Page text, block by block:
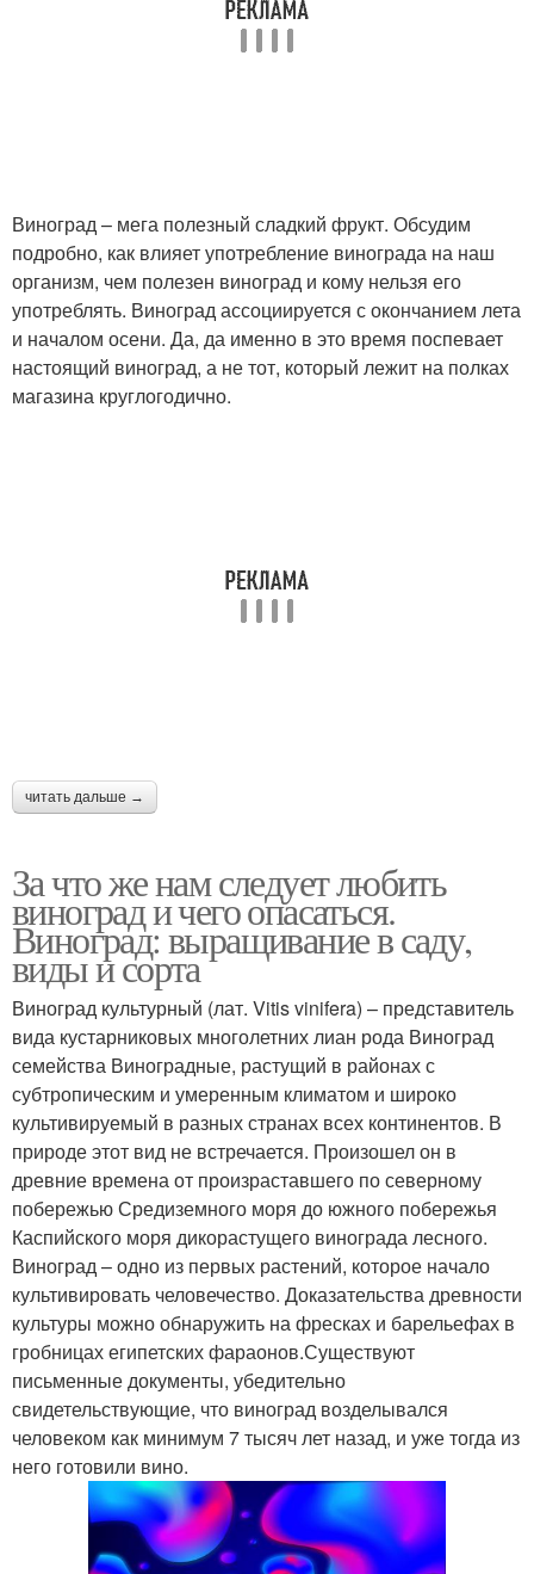
Виноград – мега полезный сладкий фрукт. Обсудим
подробно, как влияет употребление винограда на наш
организм, чем полезен виноград и кому нельзя его
употреблять. Виноград ассоциируется с окончанием лета
и началом осени. Да, да именно в это время поспевает
настоящий виноград, а не тот, который лежит на полках
магазина круглогодично.
читать дальше →
За что же нам следует любить
виноград и чего опасаться.
Виноград: выращивание в саду,
виды и сорта
Виноград культурный (лат. Vitis vinifera) – представитель
вида кустарниковых многолетних лиан рода Виноград
семейства Виноградные, растущий в районах с
субтропическим и умеренным климатом и широко
культивируемый в разных странах всех континентов. В
природе этот вид не встречается. Произошел он в
древние времена от произраставшего по северному
побережью Средиземного моря до южного побережья
Каспийского моря дикорастущего винограда лесного.
Виноград – одно из первых растений, которое начало
культивировать человечество. Доказательства древности
культуры можно обнаружить на фресках и барельефах в
гробницах египетских фараонов.Существуют
письменные документы, убедительно
свидетельствующие, что виноград возделывался
человеком как минимум 7 тысяч лет назад, и уже тогда из
него готовили вино.